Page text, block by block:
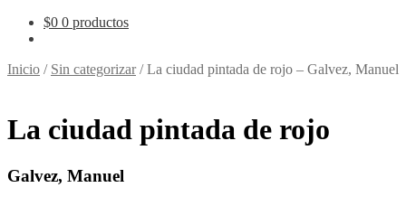
$0 0 productos
Inicio / Sin categorizar/La ciudad pintada de rojo – Galvez, Manuel
La ciudad pintada de rojo
Galvez, Manuel